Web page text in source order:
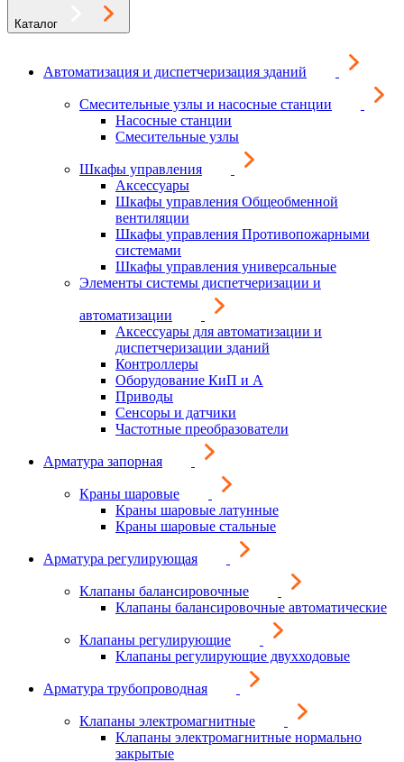
Каталог
Автоматизация и диспетчеризация зданий
Смесительные узлы и насосные станции
Насосные станции
Смесительные узлы
Шкафы управления
Аксессуары
Шкафы управления Общеобменной
вентиляции
Шкафы управления Противопожарными
системами
Шкафы управления универсальные
Элементы системы диспетчеризации и
автоматизации
Аксессуары для автоматизации и
диспетчеризации зданий
Контроллеры
Оборудование КиП и А
Приводы
Сенсоры и датчики
Частотные преобразователи
Арматура запорная
Краны шаровые
Краны шаровые латунные
Краны шаровые стальные
Арматура регулирующая
Клапаны балансировочные
Клапаны балансировочные автоматические
Клапаны регулирующие
Клапаны регулирующие двухходовые
Арматура трубопроводная
Клапаны электромагнитные
Клапаны электромагнитные нормально
закрытые